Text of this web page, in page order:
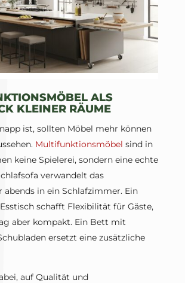
ALS
KLEINER RÄUME
ist, sollten Möbel mehr können
Multifunktionsmöbel sind in
keine Spielerei, sondern eine echte
verwandelt das
in ein Schlafzimmer. Ein
schafft Flexibilität für Gäste,
aber kompakt. Ein Bett mit
ersetzt eine zusätzliche
auf Qualität und